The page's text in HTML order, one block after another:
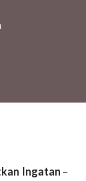
Ingatan –